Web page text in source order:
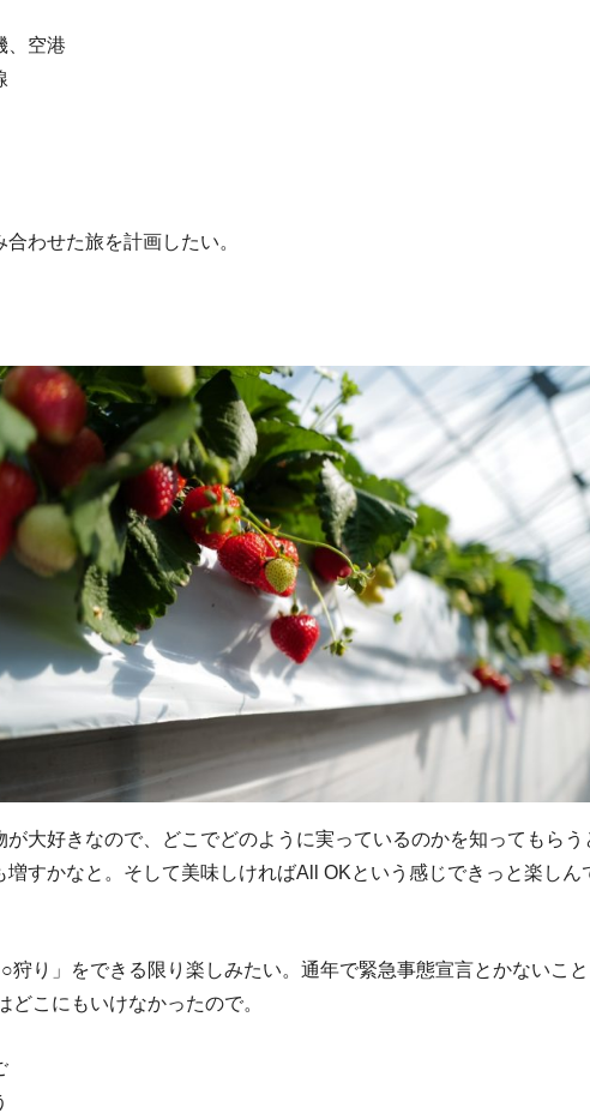
、空港
わせた旅を計画したい。
が大好きなので、どこでどのように実っているのかを知ってもらう
増すかなと。そして美味しければAll OKという感じできっと楽しん
狩り」をできる限り楽しみたい。通年で緊急事態宣言とかないこ
どこにもいけなかったので。